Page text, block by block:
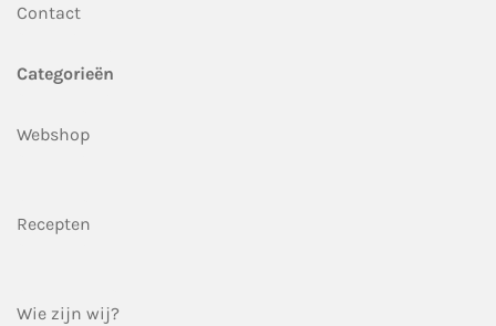
Contact
Categorieën
Webshop
Recepten
Wie zijn wij?